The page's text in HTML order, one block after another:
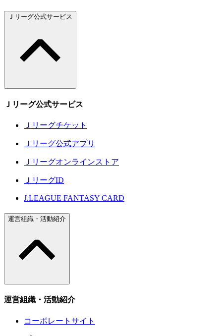
Ｊリーグ公式サービス
Ｊリーグ公式サービス
Ｊリーグチケット
Ｊリーグ公式アプリ
Ｊリーグオンラインストア
ＪリーグID
J.LEAGUE FANTASY CARD
運営組織・活動紹介
運営組織・活動紹介
コーポレートサイト